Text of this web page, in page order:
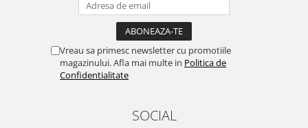
Vreau sa primesc newsletter cu promotiile
magazinului. Afla mai multe in Politica de
Confidentialitate
SOCIAL